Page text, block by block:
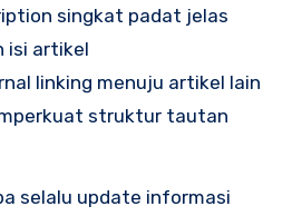
singkat padat jelas
isi artikel
linking menuju artikel lain
struktur tautan
selalu update informasi